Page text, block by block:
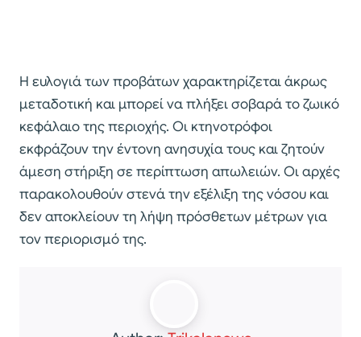
Η ευλογιά των προβάτων χαρακτηρίζεται άκρως
μεταδοτική και μπορεί να πλήξει σοβαρά το ζωικό
κεφάλαιο της περιοχής. Οι κτηνοτρόφοι
εκφράζουν την έντονη ανησυχία τους και ζητούν
άμεση στήριξη σε περίπτωση απωλειών. Οι αρχές
παρακολουθούν στενά την εξέλιξη της νόσου και
δεν αποκλείουν τη λήψη πρόσθετων μέτρων για
τον περιορισμό της.